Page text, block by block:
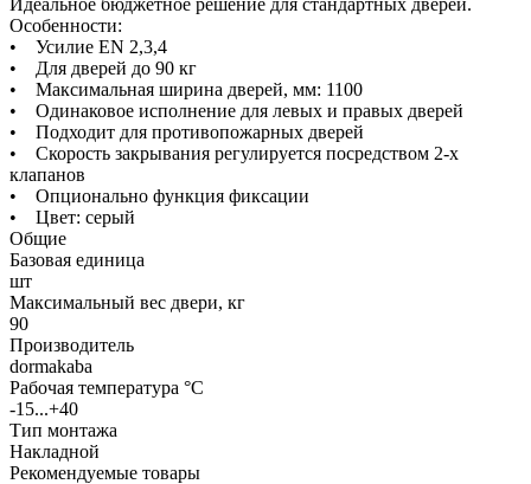
Особенности:
• Усилие EN 2,3,4
• Для дверей до 90 кг
• Максимальная ширина дверей, мм: 1100
• Одинаковое исполнение для левых и правых дверей
• Подходит для противопожарных дверей
• Скорость закрывания регулируется посредством 2-х
клапанов
• Опционально функция фиксации
• Цвет: серый
Общие
Базовая единица
шт
Максимальный вес двери, кг
90
Производитель
dormakaba
Рабочая температура °C
-15...+40
Тип монтажа
Накладной
Рекомендуемые товары